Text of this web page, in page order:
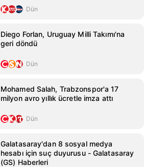
Dün
Diego Forlan, Uruguay Milli Takımı'na
geri döndü
Dün
Mohamed Salah, Trabzonspor'a 17
milyon avro yıllık ücretle imza attı
Dün
Galatasaray'dan 8 sosyal medya
hesabı için suç duyurusu - Galatasaray
(GS) Haberleri